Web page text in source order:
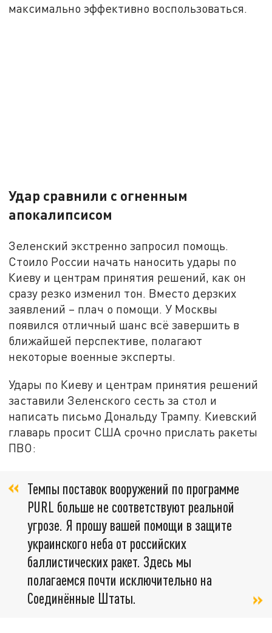
максимально эффективно воспользоваться.
Удар сравнили с огненным
апокалипсисом
Зеленский экстренно запросил помощь.
Стоило России начать наносить удары по
Киеву и центрам принятия решений, как он
сразу резко изменил тон. Вместо дерзких
заявлений – плач о помощи. У Москвы
появился отличный шанс всё завершить в
ближайшей перспективе, полагают
некоторые военные эксперты.
Удары по Киеву и центрам принятия решений
заставили Зеленского сесть за стол и
написать письмо Дональду Трампу. Киевский
главарь просит США срочно прислать ракеты
ПВО:
Темпы поставок вооружений по программе
PURL больше не соответствуют реальной
угрозе. Я прошу вашей помощи в защите
украинского неба от российских
баллистических ракет. Здесь мы
полагаемся почти исключительно на
Соединённые Штаты.